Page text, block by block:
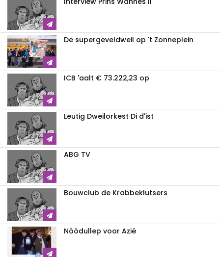
De supergeveldweil op 't Zonneplein
ICB 'aalt € 73.222,23 op
Leutig Dweilorkest Di d'ist
ABG TV
Bouwclub de Krabbeklutsers
Nòòdullep voor Azië